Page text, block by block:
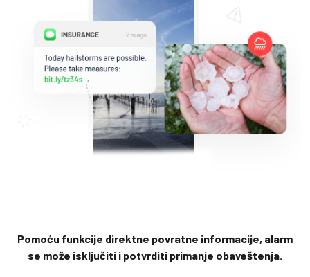
Pomoću funkcije direktne povratne informacije, alarm
se može isključiti i potvrditi primanje obaveštenja.